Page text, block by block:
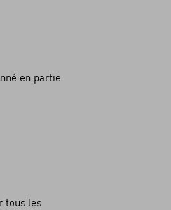
en partie
tous les